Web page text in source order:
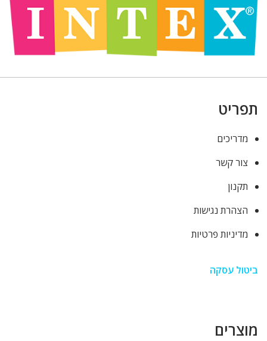
תפריט
מדריכים
צור קשר
תקנון
הצהרת נגישות
מדיניות פרטיות
ביטול עסקה
מוצרים